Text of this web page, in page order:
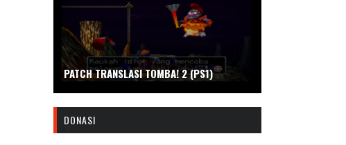
PATCH TRANSLASI TOMBA! 2 (PS1)
DONASI